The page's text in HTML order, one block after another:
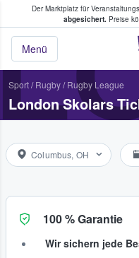
Der Marktplatz für
abgesichert.Preise
Menü
Tickets kaufen
Sport/ Rugby/ Rugby League
London Skolars
Columbus, OH
100 % Garantie
Wir sichern jede